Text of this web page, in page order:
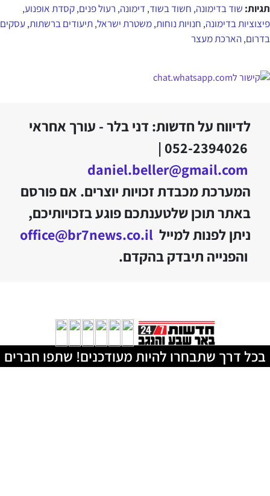
תגיות: שוד בדימונה, חשוד בשוד, דימונה, רעול פנים,קסדת אופנוע,
פיצוציות בדימונה, חנויות נוחות,משטרת ישראל,תיעודים ברשתות, עסקים
בדרום,הארכת מעצר
לדיווח על חדשות: דני בלר - עורך אחראי
052-2394026 |
daniel.beller@gmail.com
המערכת מכבדת זכויות יוצרים. אם פורסם
באתר תוכן שלטענתכם פוגע בזכויותיכם,
ניתן לפנות למייל office@br7news.co.il
והפנייה תיבדק בהקדם.
בכל דרך שתבחרו להיות מעודכנים! שתפו חברים